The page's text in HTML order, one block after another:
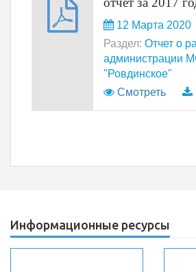
12 Марта 2020
Раздел: Отчет о
администрации
"Ровдинское"
Смотреть
Информационные ресурсы